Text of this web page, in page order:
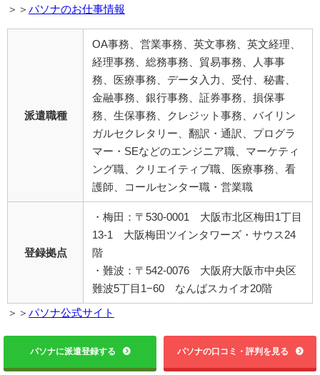
＞＞ パソナのお仕事情報
派遣職種
OA事務、営業事務、英文事務、英文経理、
経理事務、総務事務、貿易事務、人事事
務、医療事務、データ入力、受付、秘書、
金融事務、銀行事務、証券事務、損保事
務、生保事務、クレジット事務、バイリン
ガルセクレタリー、翻訳・通訳、プログラ
マー・SEなどのエンジニア職、マーケティ
ング職、クリエイティブ職、医療事務、看
護師、コールセンター職・営業職
登録拠点
・梅田：〒530-0001 大阪市北区梅田1丁目
13-1 大阪梅田ツインタワーズ・サウス24
階
・難波：〒542-0076 大阪府大阪市中央区
難波5丁目1−60 なんばスカイオ20階
＞＞ パソナ公式サイト
パソナに派遣登録する パソナの口コミ・評判を見る